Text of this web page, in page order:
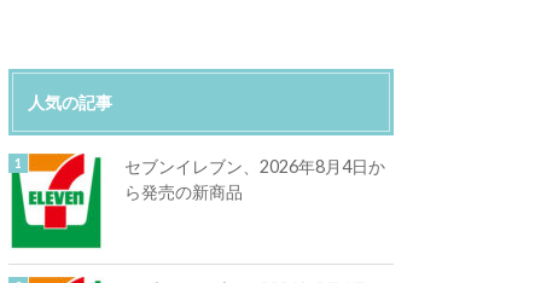
人気の記事
セブンイレブン、2026年8月4日か
ら発売の新商品